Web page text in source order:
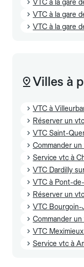
VTC à la gare
VTC à la gare
VTC à la gare
Villes à
VTC à
Réserver un
VTC Saint-
Commander un
Service vtc à
VTC Dardilly
VTC à Pont-
Réserver un
VTC
Commander
VTC
Service vtc à